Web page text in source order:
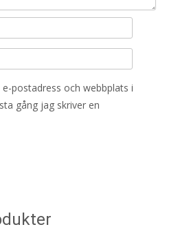
postadress och webbplats i
gång jag skriver en